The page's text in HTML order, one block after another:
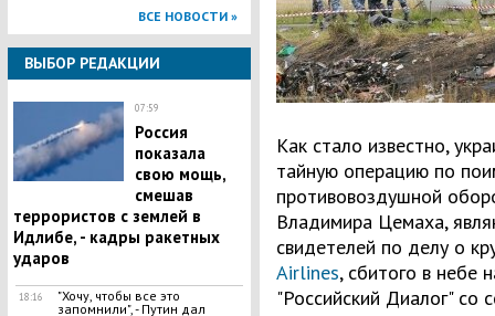
ВСЕ НОВОСТИ »
ВЫБОР РЕДАКЦИИ
07:59
​Россия
показала
свою мощь,
смешав
террористов с землей в
Идлибе, - кадры ракетных
ударов
18:16
​"Хочу, чтобы все это
запомнили", - Путин дал
Как стало известно,
тайную операцию по
противовоздушной
Владимира Цемаха,
свидетелей по делу о
Airlines, сбитого в небе
"Российский Диалог" со